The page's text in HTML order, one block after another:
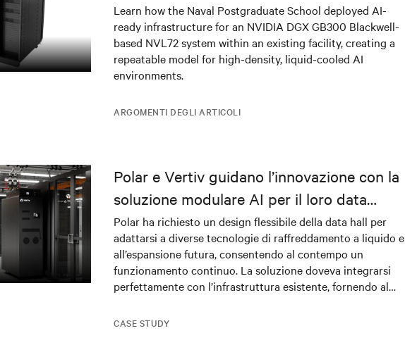
ARGOMENTI DEGLI ARTICOLI
infrastructure deployment
Learn how the Naval Postgraduate School deployed AI-
ready infrastructure for an NVIDIA DGX GB300 Blackwell-
based NVL72 system within an existing facility, creating a
repeatable model for high-density, liquid-cooled AI
environments.
CASE STUDY
Polar e Vertiv guidano l’innovazione con la
soluzione modulare AI per il loro data
center DRA01 in Norvegia
Polar ha richiesto un design flessibile della data hall per
adattarsi a diverse tecnologie di raffreddamento a liquido e
all’espansione futura, consentendo al contempo un
funzionamento continuo. La soluzione doveva integrarsi
perfettamente con l’infrastruttura esistente, fornendo al
applicazioni di AI mission-critical.